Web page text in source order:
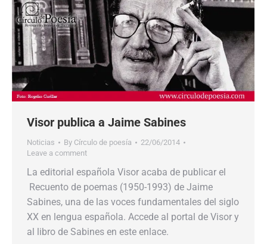
Visor publica a Jaime Sabines
Noticias By Círculo de poesía
22/06/2014
Leave a comment
La editorial española Visor acaba de publicar el
Recuento de poemas (1950-1993) de Jaime
Sabines, una de las voces fundamentales del siglo
XX en lengua española. Accede al portal de Visor y
al libro de Sabines en este enlace.